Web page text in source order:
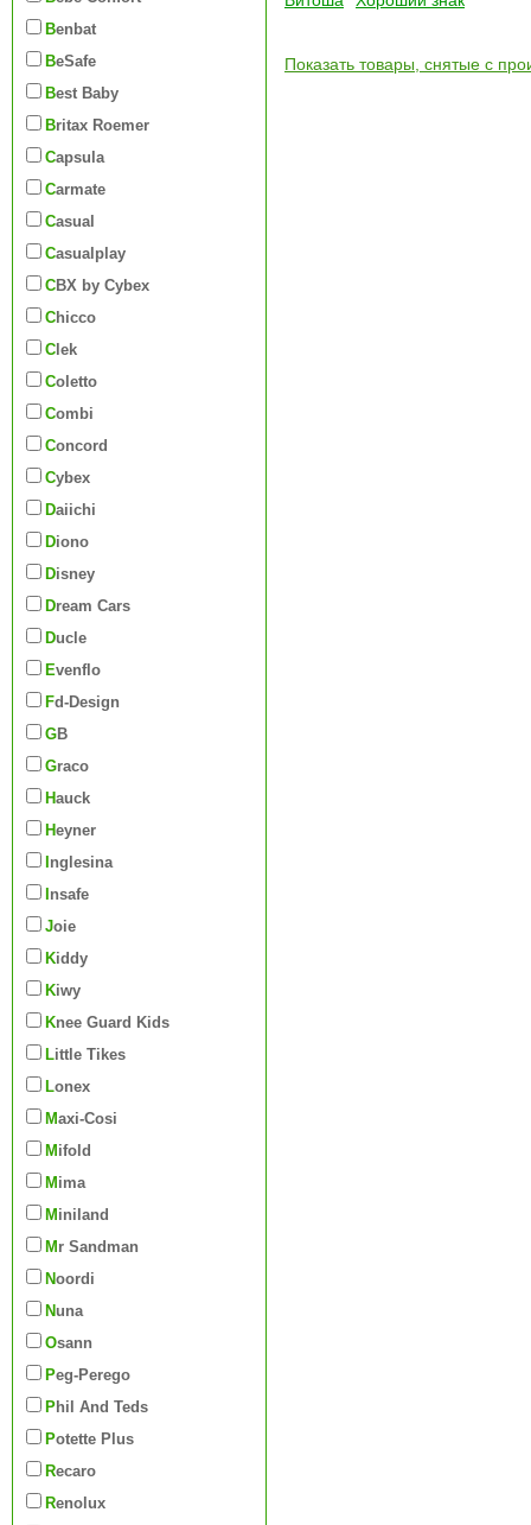
Benbat
BeSafe
Best Baby
Britax Roemer
Capsula
Carmate
Casual
Casualplay
CBX by Cybex
Chicco
Clek
Coletto
Combi
Concord
Cybex
Daiichi
Diono
Disney
Dream Cars
Ducle
Evenflo
Fd-Design
GB
Graco
Hauck
Heyner
Inglesina
Insafe
Joie
Kiddy
Kiwy
Knee Guard Kids
Little Tikes
Lonex
Maxi-Cosi
Mifold
Mima
Miniland
Mr Sandman
Noordi
Nuna
Osann
Peg-Perego
Phil And Teds
Potette Plus
Recaro
Renolux
Показать товары, снятые с